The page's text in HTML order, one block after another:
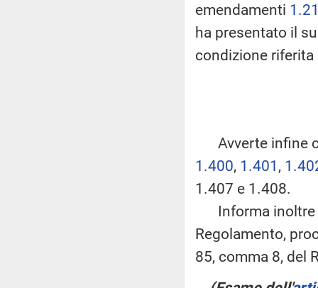
emendamenti
ha presentato il
condizione
Avverte infine
1.400, 1.401 ,
1.407 e 1.408.
Informa inoltre
Regolamento,
85, comma 8, del